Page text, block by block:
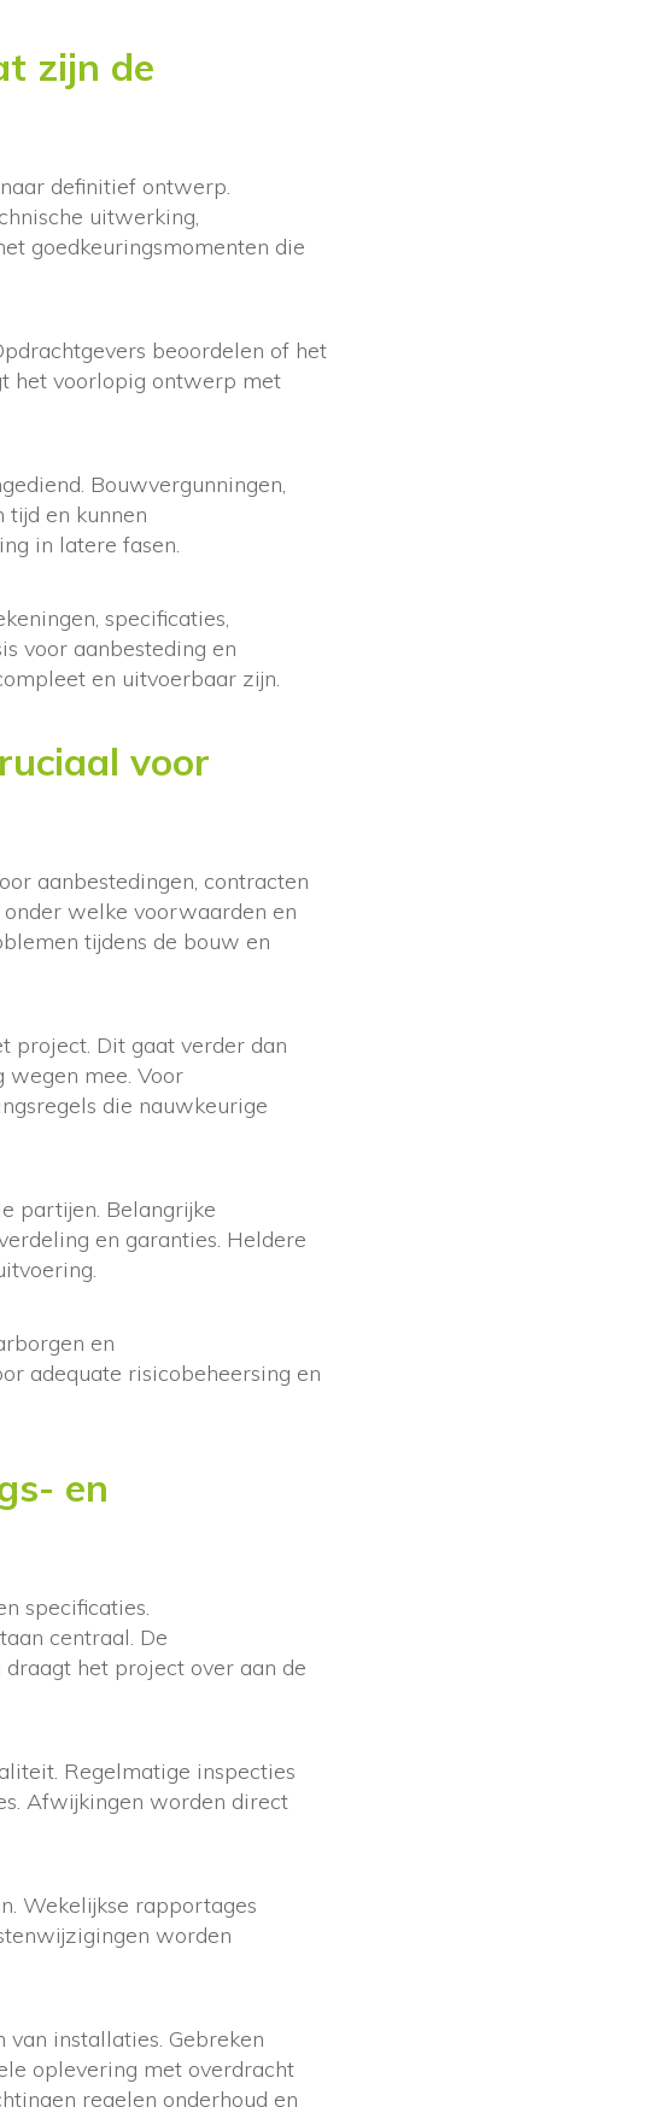
zijn de
definitief ontwerp.
uitwerking,
goedkeuringsmomenten die
beoordelen of het
het voorlopig ontwerp met
Bouwvergunningen,
tijd en kunnen
in latere fasen.
specificaties,
voor aanbesteding en
en uitvoerbaar zijn.
voor
aanbestedingen, contracten
welke voorwaarden en
tijdens de bouw en
project. Dit gaat verder dan
mee. Voor
die nauwkeurige
partijen. Belangrijke
en garanties. Heldere
en
adequate risicobeheersing en
en
specificaties.
centraal. De
het project over aan de
Regelmatige inspecties
Afwijkingen worden direct
Wekelijkse rapportages
worden
installaties. Gebreken
oplevering met overdracht
regelen onderhoud en